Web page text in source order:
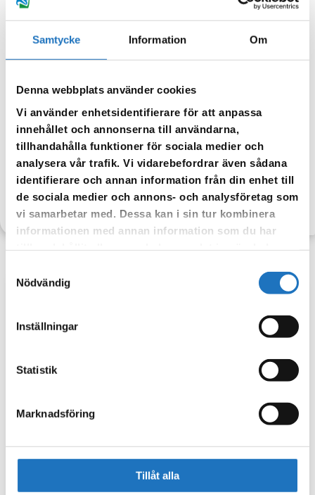
Samtycke Information Om
Denna webbplats använder cookies
Vi använder enhetsidentifierare för att anpassa
innehållet och annonserna till användarna,
tillhandahålla funktioner för sociala medier och
analysera vår trafik. Vi vidarebefordrar även sådana
identifierare och annan information från din enhet till
de sociala medier och annons- och analysföretag som
vi samarbetar med. Dessa kan i sin tur kombinera
informationen med annan information som du har
Nödvändig
Inställningar
Statistik
Marknadsföring
Tillåt alla
Vi har en misstänkt vattenläcka på Oddergatan i Katrineholm.
Personal är på plats i detta nu och lokaliserar en eventuell
vattenläcka.
Mer information kommer.
TILLBAKA
Vår sms-tjänst använder vi enbart för att kunna informera dig